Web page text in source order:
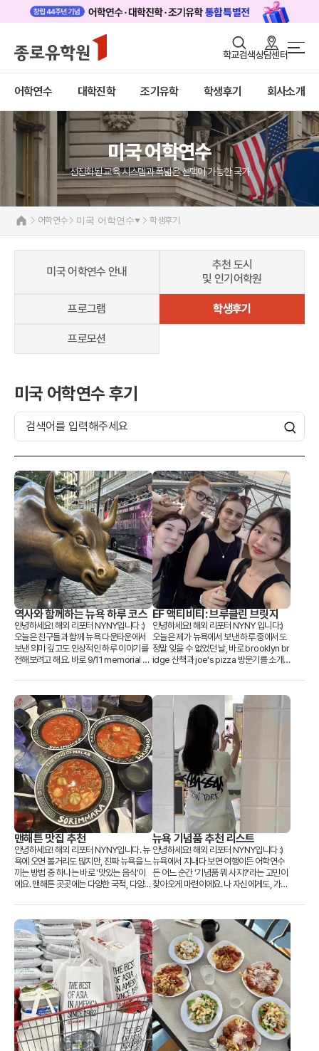
학교검색상담센터
어학연수 대학진학 조기유학 학생후기 회사소개
로그인 회원가입
어학연수
대학진학
조기/캠프
학생후기
고객서비스
유학가이드
종로유학원
미국
미국 어학연수 안내
추천도시 및 인기어학원
프로그램
학생후기
프로모션
캐나다
영국
아일랜드
필리핀
일본
미국 어학연수
선진화된 교육 시스템과 폭넓은 선택이 가능한 국가
어학연수 미국 어학연수 학생후기
미국 어학연수 안내
추천 도시
및 인기어학원
프로그램 학생후기
프로모션
미국 어학연수 후기
역사와 함께하는 뉴욕 하루 코스
안녕하세요! 해외 리포터 NYNY입니다 :)
오늘은 친구들과 함께 뉴욕 다운타운에서
보낸 의미 깊고도 인상적인 하루 이야기를
전해보려고 해요. 바로 9/11 memorial 박
EF 액티비티: 브루클린 브릿지
안녕하세요! 해외 리포터 NYNY 입니다:)
오늘은 제가 뉴욕에서 보낸 하루 중에서도
정말 잊을 수 없었던 날, 바로 brooklyn br
idge 산책과 joe's pizza 방문기를 소개
맨해튼 맛집 추천
안녕하세요! 해외 리포터 NYNY입니다. 뉴
욕에 오면 볼거리도 많지만, 진짜 뉴욕을 느
끼는 방법 중 하나는 바로 '맛있는 음식'이
에요. 맨해튼 곳곳에는 다양한 국적, 다양한
뉴욕 기념품 추천 리스트
안녕하세요! 해외 리포터 NYNY입니다 :)
뉴욕에서 지내다 보면 여행이든 어학연수
든 어느 순간 '기념품 뭐 사지?'라는 고민이
찾아오게 마련이에요. 나 자신에게도, 가족